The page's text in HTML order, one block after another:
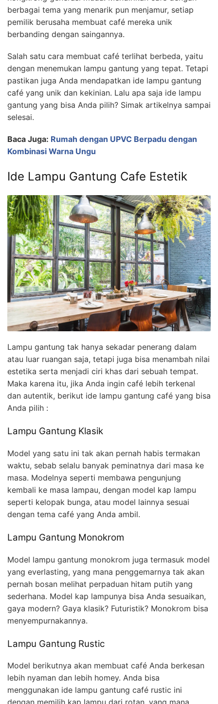
berbagai tema yang menarik pun menjamur, setiap
pemilik berusaha membuat café mereka unik
berbanding dengan saingannya.
Salah satu cara membuat café terlihat berbeda, yaitu
dengan menemukan lampu gantung yang tepat. Tetapi
pastikan juga Anda mendapatkan ide lampu gantung
café yang unik dan kekinian. Lalu apa saja ide lampu
gantung yang bisa Anda pilih? Simak artikelnya sampai
selesai.
Baca Juga: Rumah dengan UPVC Berpadu dengan
Kombinasi Warna Ungu
Ide Lampu Gantung Cafe Estetik
Lampu gantung tak hanya sekadar penerang dalam
atau luar ruangan saja, tetapi juga bisa menambah nilai
estetika serta menjadi ciri khas dari sebuah tempat.
Maka karena itu, jika Anda ingin café lebih terkenal
dan autentik, berikut ide lampu gantung café yang bisa
Anda pilih :
Lampu Gantung Klasik
Model yang satu ini tak akan pernah habis termakan
waktu, sebab selalu banyak peminatnya dari masa ke
masa. Modelnya seperti membawa pengunjung
kembali ke masa lampau, dengan model kap lampu
seperti kelopak bunga, atau model lainnya sesuai
dengan tema café yang Anda ambil.
Lampu Gantung Monokrom
Model lampu gantung monokrom juga termasuk model
yang everlasting, yang mana penggemarnya tak akan
pernah bosan melihat perpaduan hitam putih yang
sederhana. Model kap lampunya bisa Anda sesuaikan,
gaya modern? Gaya klasik? Futuristik? Monokrom bisa
menyempurnakannya.
Lampu Gantung Rustic
Model berikutnya akan membuat café Anda berkesan
lebih nyaman dan lebih homey. Anda bisa
menggunakan ide lampu gantung café rustic ini